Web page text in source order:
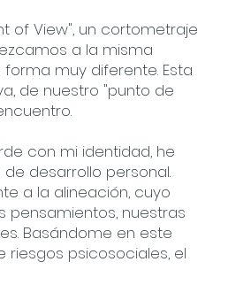
of View", un cortometraje
a la misma
muy diferente. Esta
de nuestro "punto de
con mi identidad, he
desarrollo personal.
a la alineación, cuyo
pensamientos, nuestras
Basándome en este
psicosociales, el